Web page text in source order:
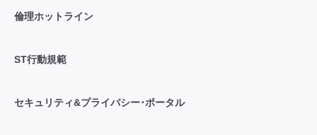
倫理ホットライン
ST行動規範
セキュリティ&プライバシー･ポータル